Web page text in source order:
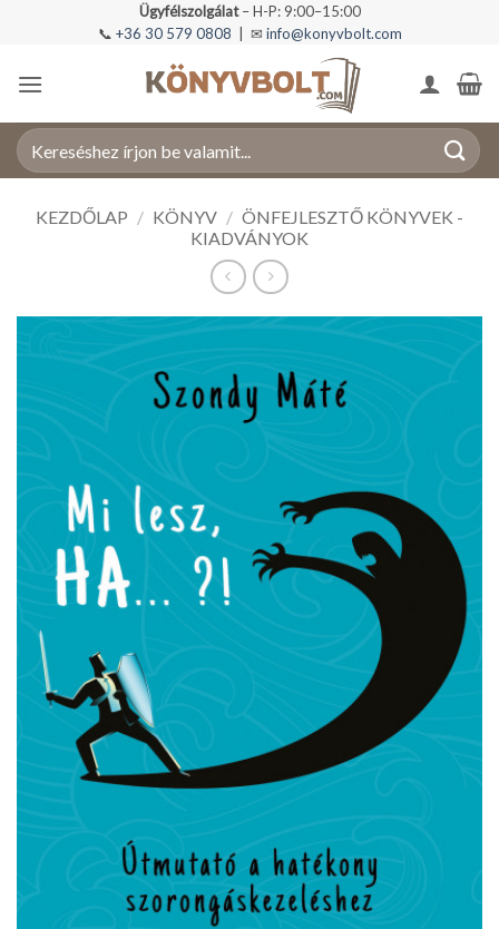
Ügyfélszolgálat– H-P: 9:00–15:00
📞 +36 30 579 0808 | ✉ info@konyvbolt.com
Keresés
a
KEZDŐLAP / KÖNYV / ÖNFEJLESZTŐ KÖNYVEK -
KIADVÁNYOK